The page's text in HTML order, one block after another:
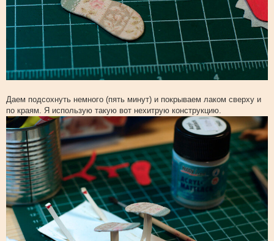
Даем подсохнуть немного (пять минут) и покрываем лаком сверху и
по краям. Я использую такую вот нехитрую конструкцию.